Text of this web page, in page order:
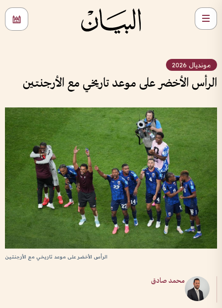
مونديال 2026
الرأس الأخضر على موعد تاريخي مع الأرجنتين
الرأس الأخضر على موعد تاريخي مع الأرجنتين
محمد صادق